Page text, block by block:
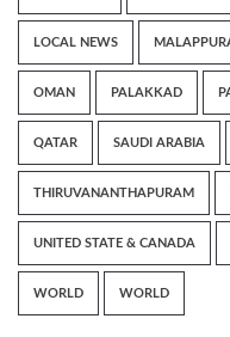
LOCAL NEWS
OMAN PALAKKAD
QATAR SAUDI ARABIA
THIRUVANANTHAPURAM
UNITED STATE & CANADA
WORLD WORLD